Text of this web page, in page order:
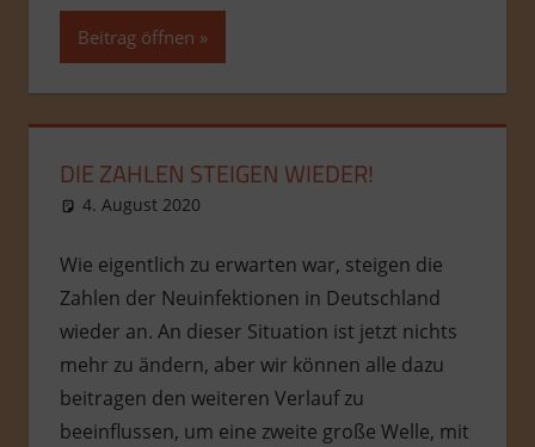
Beitrag öffnen
DIE ZAHLEN STEIGEN WIEDER!
4. August 2020
Wie eigentlich zu erwarten war, steigen die
Zahlen der Neuinfektionen in Deutschland
wieder an. An dieser Situation ist jetzt nichts
mehr zu ändern, aber wir können alle dazu
beitragen den weiteren Verlauf zu
beeinflussen, um eine zweite große Welle, mit